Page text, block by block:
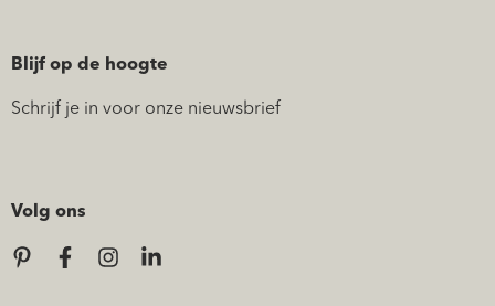
Blijf op de hoogte
Schrijf je in voor onze nieuwsbrief
Volg ons